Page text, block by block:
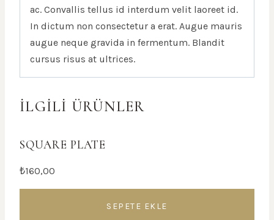
ac. Convallis tellus id interdum velit laoreet id.
In dictum non consectetur a erat. Augue mauris
augue neque gravida in fermentum. Blandit
cursus risus at ultrices.
İLGILI ÜRÜNLER
SQUARE PLATE
₺160,00
SEPETE EKLE